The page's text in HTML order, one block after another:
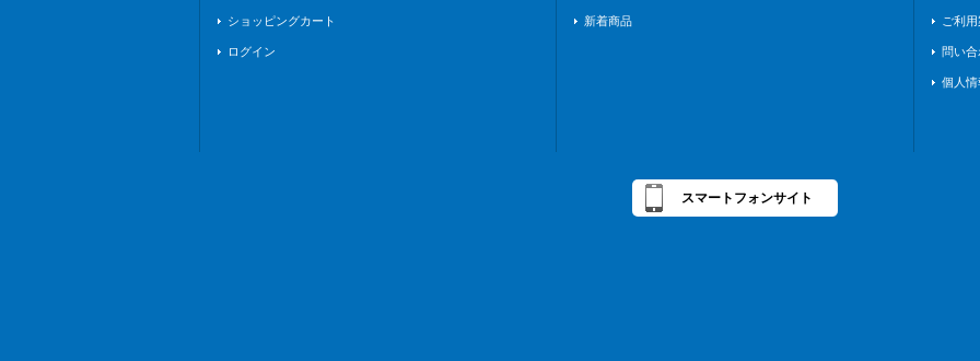
ショッピングカート
ログイン
新着商品 ご利
問い合
個人
スマートフォンサイト